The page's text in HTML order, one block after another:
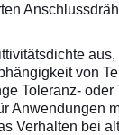
von
Toleranz-
Verhalten bei